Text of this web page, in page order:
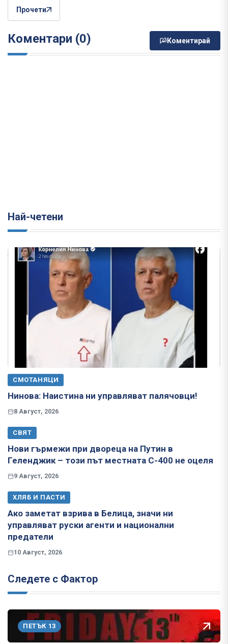
Прочети
Коментари (0) Коментирай
Най-четени
СМОТАНЯЦИ
Нинова: Наистина ни управляват палячовци!
8 Август, 2026
СВЯТ
Нови гърмежи при двореца на Путин в
Геленджик – този път местната С-400 не оцеля
9 Август, 2026
ХЛЯБ И ПАСТИ
Ако заметат взрива в Белица, значи ни
управляват руски агенти и национални
предатели
10 Август, 2026
Следете с Фактор
ПЕТЪК 13